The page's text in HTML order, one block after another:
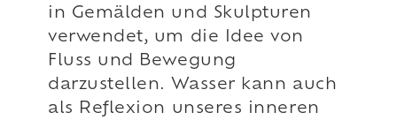
in Gemälden und Skulpturen
verwendet, um die Idee von
Fluss und Bewegung
darzustellen. Wasser kann auch
als Reflexion unseres inneren